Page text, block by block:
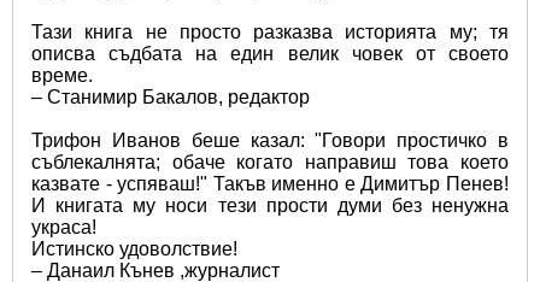
Тази книга не просто разказва историята му; тя
описва съдбата на един велик човек от своето
време.
– Станимир Бакалов, редактор
Трифон Иванов беше казал: "Говори простичко в
съблекалнята; обаче когато направиш това което
казвате - успяваш!" Такъв именно е Димитър Пенев!
И книгата му носи тези прости думи без ненужна
украса!
Истинско удоволствие!
– Данаил Кънев ,журналист